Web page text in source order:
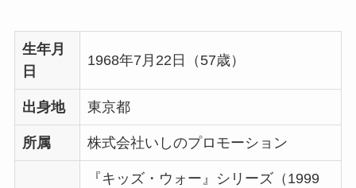
生年月
日
1968年7月22日（57歳）
出身地 東京都
所属 株式会社いしのプロモーション
『キッズ・ウォー』シリーズ（1999